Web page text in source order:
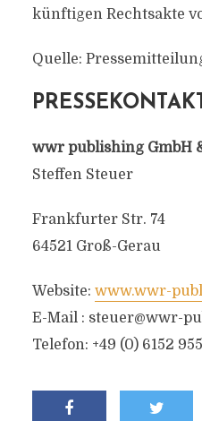
künftigen Rechtsakte
Quelle:
wwr publishing GmbH
Steffen Steuer
Frankfurter Str. 74
64521 Groß-Gerau
Website: www.wwr-
E-Mail : steuer@wwr-
Telefon: +49 (0) 6152